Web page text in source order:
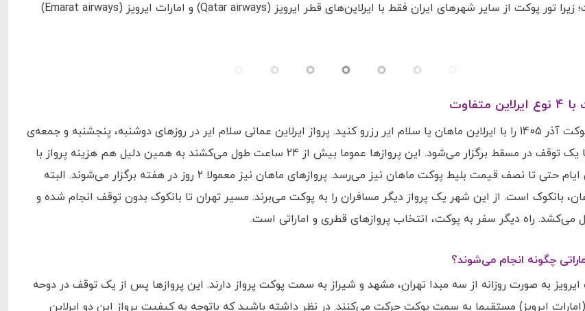
پوکت از تهران است؛ زیرا تور پوکت از سایر شهرهای ایران فقط با ایرلاین‌های قطر ایرویز (Qatar airways) و امارات ایرویز (Emarat airways)
شما می‌توانید تور پوکت آذر 1405 را با ایرلاین ماهان یا سلام ایر رزرو کنید. پرواز ایرلاین عمانی سلام ایر در روزهای دوشنبه، پنجشنبه و جمعه‌ی
هر هفته از تهران با یک توقف در مسقط برگزار می‌شود. این پروازها عموما بیش از 24 ساعت طول می‌کشند به همین دلیل هم هزینه پرواز با
این ایرلاین در برخی ایام حتی تا نصف قیمت بلیط پوکت ماهان نیز می‌رسد. پروازهای ماهان نیز معمولا 2 روز در هفته برگزار می‌شوند. البته
بانکوک است. از این شهر یک پرواز دیگر مسافران را به پوکت می‌برند. مسیر تهران تا بانکوک بدون توقف انجام شده و
راه دیگر سفر به پوکت، انتخاب پروازهای قطری و اماراتی است.
چگونه انجام می‌شوند؟
ایرویز به صورت روزانه از سه مبدا تهران، مشهد و شیراز به سمت پوکت پرواز دارند. این پروازها پس از یک توقف در دوحه
ایرویز) مستقیما به سمت پوکت حرکت می‌کنند. در نظر داشته باشید که باتوجه به کیفیت پرواز این دو ایرلاین